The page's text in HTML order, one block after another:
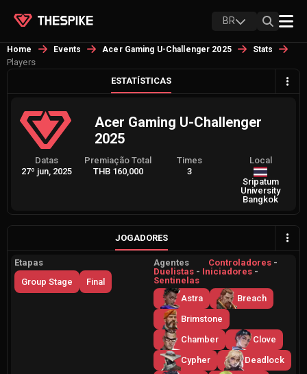
BR
Home Events Acer Gaming U-Challenger 2025 Stats
Players
ESTATÍSTICAS
Acer Gaming U-Challenger
2025
Datas
27º jun, 2025
Premiação Total
THB 160,000
Times
3
Local
Sripatum
University
Bangkok
JOGADORES
Etapas
Group Stage
Final
Agentes Controladores -
Duelistas - Iniciadores -
Sentinelas
Astra
Breach
Brimstone
Chamber
Clove
Cypher
Deadlock